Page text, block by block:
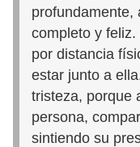
profundamente,
completo y
por distancia
estar junto a
tristeza, porque
persona,
sintiendo su